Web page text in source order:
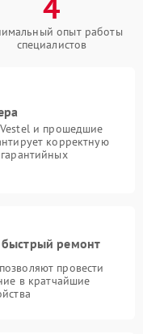
опыт работы
специалистов
и прошедшие
корректную
быстрый ремонт
провести
в кратчайшие